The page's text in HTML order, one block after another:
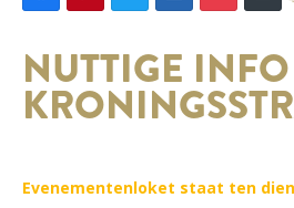
NUTTIGE
Evenementenloket staat ten